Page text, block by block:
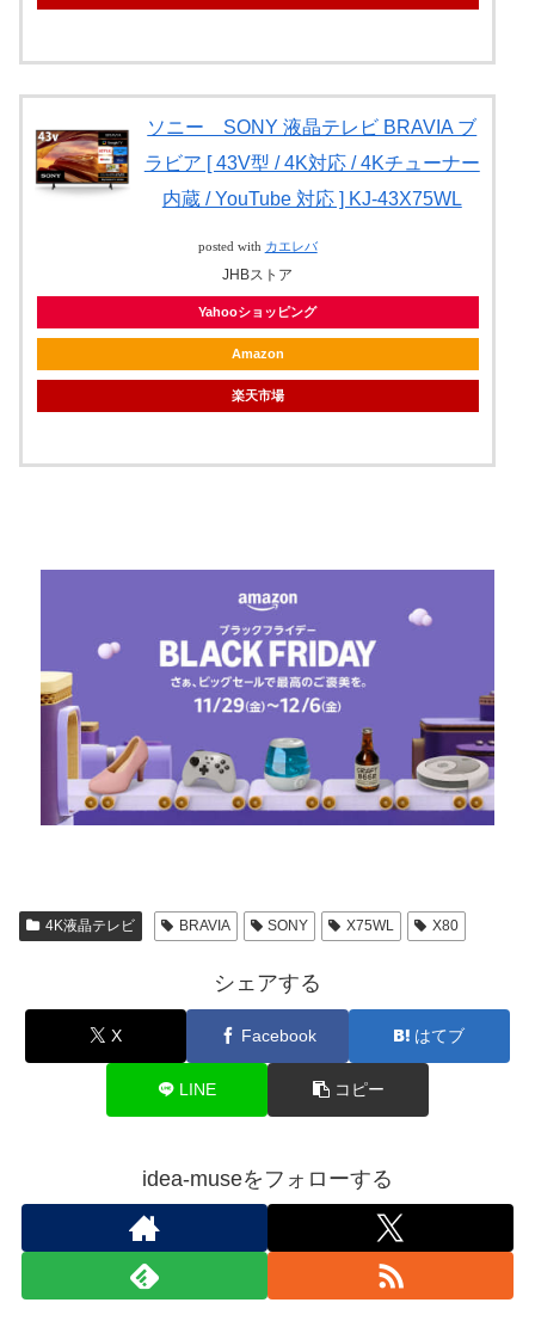
ソニー SONY 液晶テレビ BRAVIA ブ
ラビア [ 43V型 / 4K対応 / 4Kチューナー
内蔵 / YouTube 対応 ] KJ-43X75WL
posted with カエレバ
JHBストア
Yahooショッピング
Amazon
楽天市場
4K液晶テレビ BRAVIA SONY X75WL X80
シェアする
X Facebook はてブ
LINE コピー
idea-museをフォローする